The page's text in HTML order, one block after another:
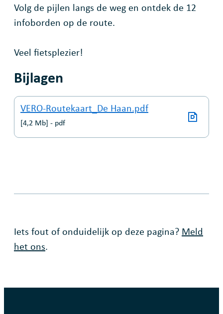
Volg de pijlen langs de weg en ontdek de 12
infoborden op de route.
Veel fietsplezier!
Bijlagen
VERO-Routekaart_De Haan.pdf
4,2 Mb pdf
Fout op deze pagina
Iets fout of onduidelijk op deze pagina? Meld
het ons.